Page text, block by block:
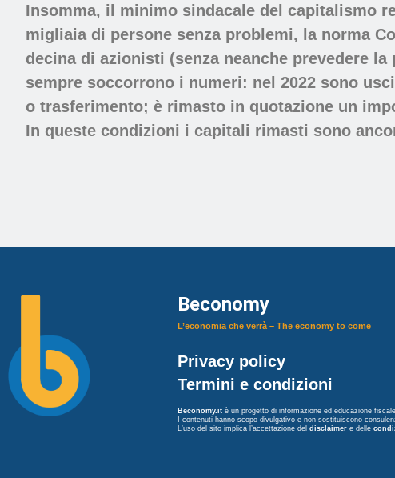
Insomma, il minimo sindacale del capitalismo
migliaia di persone senza problemi, la norma
decina di azionisti (senza neanche prevedere
sempre soccorrono i numeri: nel 2022 sono
o trasferimento; è rimasto in quotazione un
In queste condizioni i capitali rimasti sono
Beconomy
L’economia che verrà – The economy to come
Privacy policy
Termini e condizioni
Beconomy.it è un progetto di informazione ed educazione fiscale.
I contenuti hanno scopo divulgativo e non sostituiscono
L’uso del sito implica l’accettazione deldisclaimer e delle